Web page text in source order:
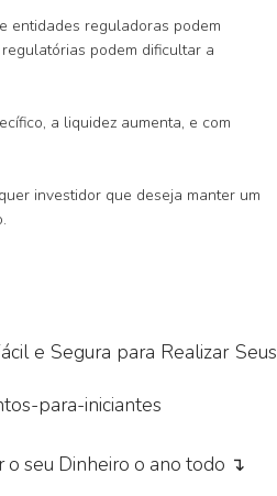
entidades reguladoras podem
podem dificultar a
a liquidez aumenta, e com
investidor que deseja manter um
e Segura para Realizar Seus
para-iniciantes
o seu Dinheiro o ano todo ↴